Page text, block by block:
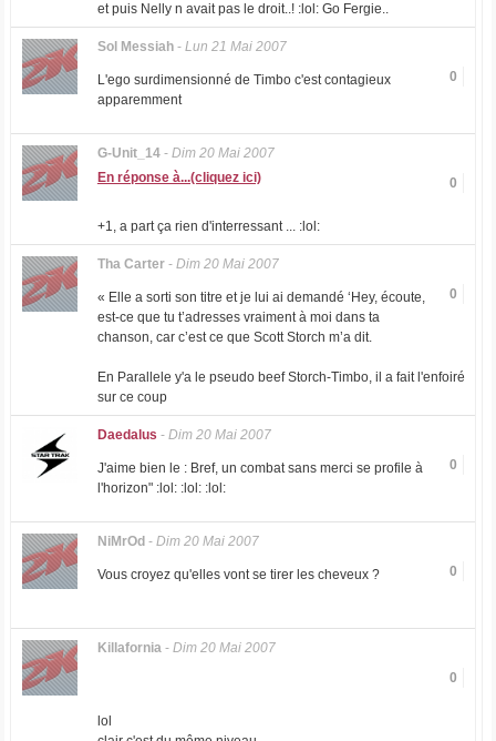
et puis Nelly n avait pas le droit..! :lol: Go Fergie..
Sol Messiah- Lun 21 Mai 2007
0
L'ego surdimensionné de Timbo c'est contagieux
apparemment
G-Unit_14- Dim 20 Mai 2007
0
En réponse à...(cliquez ici)
+1, a part ça rien d'interressant ... :lol:
Tha Carter- Dim 20 Mai 2007
0
« Elle a sorti son titre et je lui ai demandé ‘Hey, écoute,
est-ce que tu t’adresses vraiment à moi dans ta
chanson, car c’est ce que Scott Storch m’a dit.
En Parallele y'a le pseudo beef Storch-Timbo, il a fait l'enfoiré
sur ce coup
Daedalus - Dim 20 Mai 2007
0
J'aime bien le : Bref, un combat sans merci se profile à
l'horizon" :lol: :lol: :lol:
NiMrOd - Dim 20 Mai 2007
0
Vous croyez qu'elles vont se tirer les cheveux ?
Killafornia- Dim 20 Mai 2007
0
lol